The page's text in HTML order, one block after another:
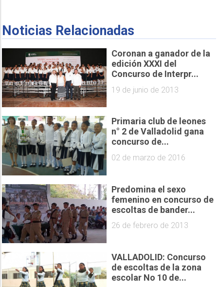
Noticias Relacionadas
Coronan a ganador de la
edición XXXI del
Concurso de Interpr...
19 de junio de 2013
Primaria club de leones
n° 2 de Valladolid gana
concurso de...
02 de marzo de 2016
Predomina el sexo
femenino en concurso de
escoltas de bander...
26 de febrero de 2013
VALLADOLID: Concurso
de escoltas de la zona
escolar No 10 de...